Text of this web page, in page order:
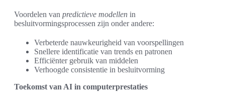
Voordelen van predictieve modellen in
besluitvormingsprocessen zijn onder andere:
Verbeterde nauwkeurigheid van voorspellingen
Snellere identificatie van trends en patronen
Efficiënter gebruik van middelen
Verhoogde consistentie in besluitvorming
Toekomst van AI in computerprestaties